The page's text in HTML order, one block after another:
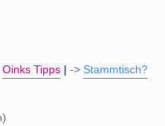
Oinks Tipps -> Stammtisch?